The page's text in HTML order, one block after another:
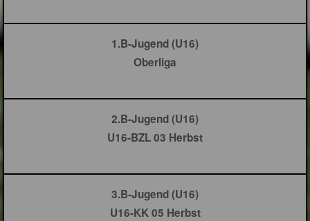
1.B-Jugend (U16)
Oberliga
2.B-Jugend (U16)
U16-BZL 03 Herbst
3.B-Jugend (U16)
U16-KK 05 Herbst